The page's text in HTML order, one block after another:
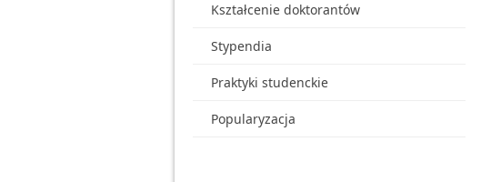
Kształcenie doktorantów
Stypendia
Praktyki studenckie
Popularyzacja